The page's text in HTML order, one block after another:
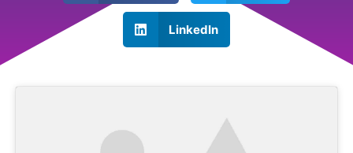
LinkedIn